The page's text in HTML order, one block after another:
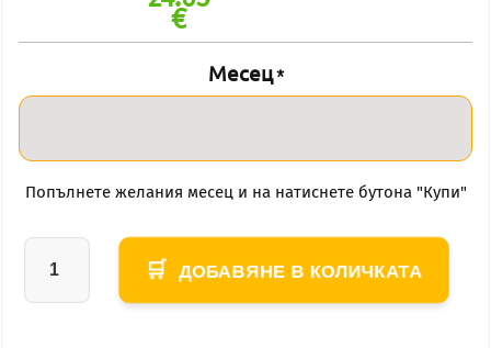
€
Месец*
Попълнете желания месец и на натиснете бутона "Купи"
ДОБАВЯНЕ В КОЛИЧКАТА